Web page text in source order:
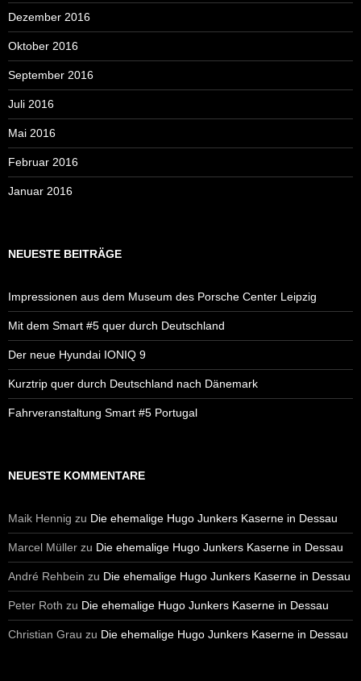
Dezember 2016
Oktober 2016
September 2016
Juli 2016
Mai 2016
Februar 2016
Januar 2016
NEUESTE BEITRÄGE
Impressionen aus dem Museum des Porsche Center Leipzig
Mit dem Smart #5 quer durch Deutschland
Der neue Hyundai IONIQ 9
Kurztrip quer durch Deutschland nach Dänemark
Fahrveranstaltung Smart #5 Portugal
NEUESTE KOMMENTARE
Maik Hennig zu Die ehemalige Hugo Junkers Kaserne in Dessau
Marcel Müller zu Die ehemalige Hugo Junkers Kaserne in Dessau
André Rehbein zu Die ehemalige Hugo Junkers Kaserne in Dessau
Peter Roth zu Die ehemalige Hugo Junkers Kaserne in Dessau
Christian Grau zu Die ehemalige Hugo Junkers Kaserne in Dessau